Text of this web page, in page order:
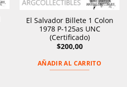
El Salvador Billete 1 Colon
1978 P-125as UNC
(Certificado)
$200,00
AÑADIR AL CARRITO